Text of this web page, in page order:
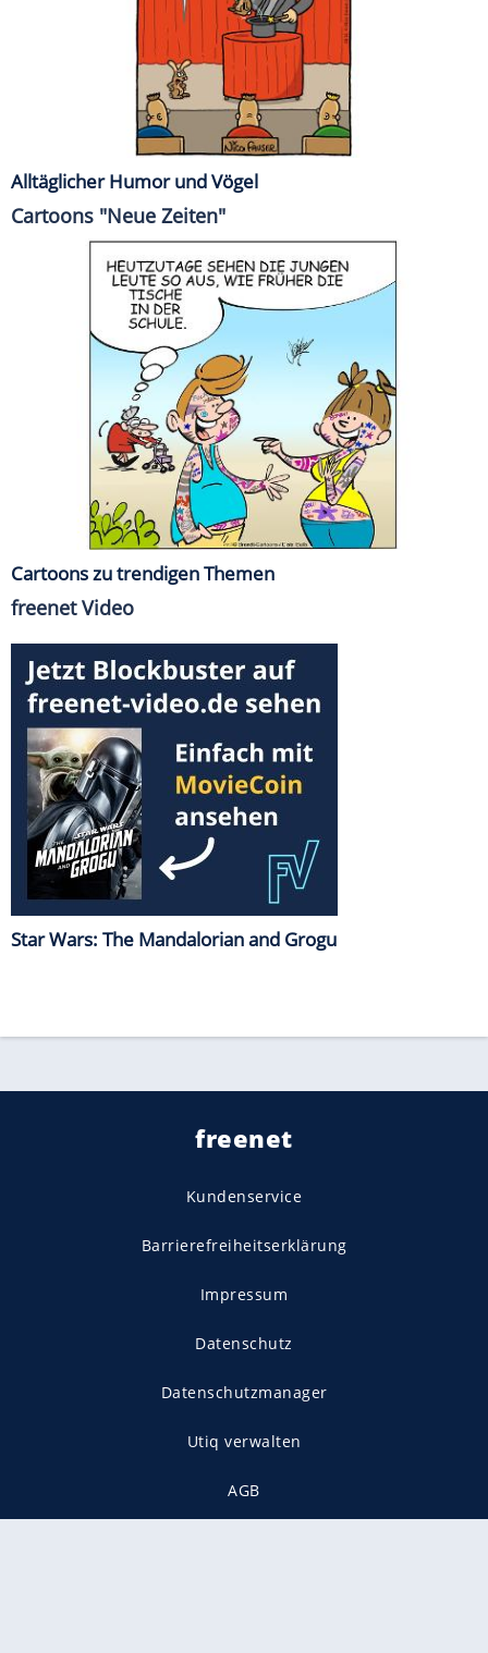
Alltäglicher Humor und Vögel
Cartoons "Neue Zeiten"
Cartoons zu trendigen Themen
freenet Video
Star Wars: The Mandalorian and Grogu
freenet
Kundenservice
Barrierefreiheitserklärung
Impressum
Datenschutz
Datenschutzmanager
Utiq verwalten
AGB